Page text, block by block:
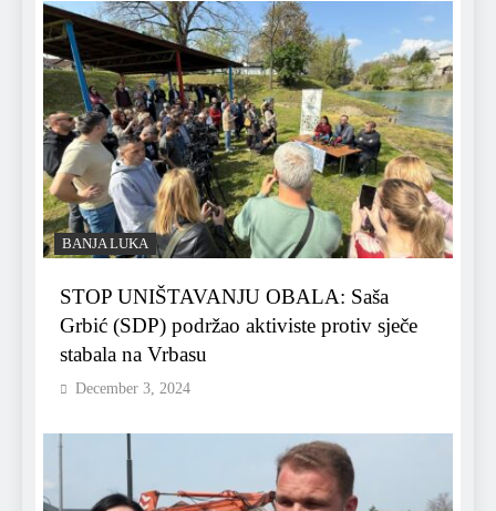
BANJA LUKA
STOP UNIŠTAVANJU OBALA: Saša
Grbić (SDP) podržao aktiviste protiv sječe
stabala na Vrbasu
December 3, 2024